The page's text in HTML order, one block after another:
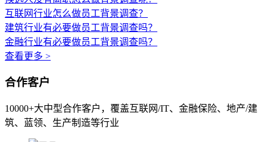
互联网行业怎么做员工背景调查？
建筑行业有必要做员工背景调查吗？
金融行业有必要做员工背景调查吗？
查看更多 >
合作客户
10000+大中型合作客户，覆盖互联网/IT、金融保险、地产/建
筑、蓝领、生产制造等行业